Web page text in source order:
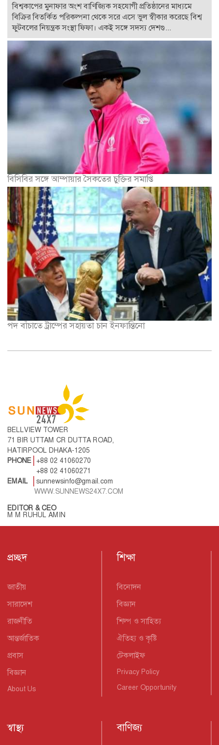
বিশ্বকাপের মুনাফার অংশ বাণিজ্যিক সহযোগী প্রতিষ্ঠানের মাধ্যমে
বিক্রির বিতর্কিত পরিকল্পনা থেকে সরে এসে ভুল স্বীকার করেছে বিশ্ব
ফুটবলের নিয়ন্ত্রক সংস্থা ফিফা। একই সঙ্গে সদস্য দেশগু...
বিসিবির সঙ্গে আম্পায়ার সৈকতের চুক্তির সমাপ্তি
পদ বাঁচাতে ট্রাম্পের সহায়তা চান ইনফান্তিনো
BELLVIEW TOWER
71 BIR UTTAM CR DUTTA ROAD,
HATIRPOOL DHAKA-1205
PHONE
+88 02 41060270
+88 02 41060271
EMAIL
sunnewsinfo@gmail.com
WWW.SUNNEWS24X7.COM
EDITOR & CEO
M M RUHUL AMIN
প্রচ্ছদ
জাতীয়
সারাদেশ
রাজনীতি
আন্তর্জাতিক
প্রবাস
বিজ্ঞান
About Us
শিক্ষা
বিনোদন
বিজ্ঞান
শিল্প ও সাহিত্য
ঐতিহ্য ও কৃষ্টি
টেকলাইফ
Privacy Policy
Career Opportunity
স্বাস্থ্য বাণিজ্য